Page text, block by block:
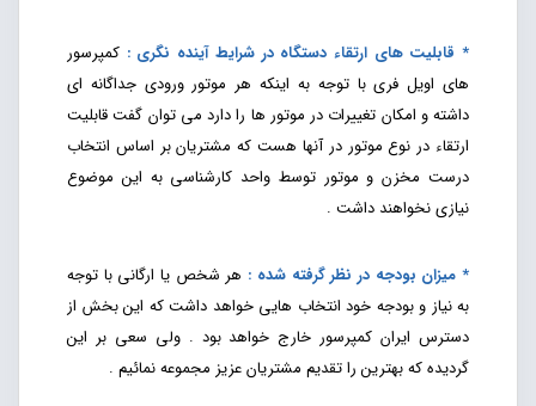
* قابلیت های ارتقاء دستگاه در شرایط آینده نگری : کمپرسور
های اویل فری با توجه به اینکه هر موتور ورودی جداگانه ای
داشته و امکان تغییرات در موتور ها را دارد می توان گفت قابلیت
ارتقاء در نوع موتور در آنها هست که مشتریان بر اساس انتخاب
درست مخزن و موتور توسط واحد کارشناسی به این موضوع
نیازی نخواهند داشت .
* میزان بودجه در نظر گرفته شده : هر شخص یا ارگانی با توجه
به نیاز و بودجه خود انتخاب هایی خواهد داشت که این بخش از
دسترس ایران کمپرسور خارج خواهد بود . ولی سعی بر این
گردیده که بهترین را تقدیم مشتریان عزیز مجموعه نمائیم .